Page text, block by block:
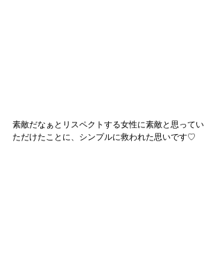
素敵だなぁとリスペクトする女性に素敵と思ってい
ただけたことに、シンプルに救われた思いです♡